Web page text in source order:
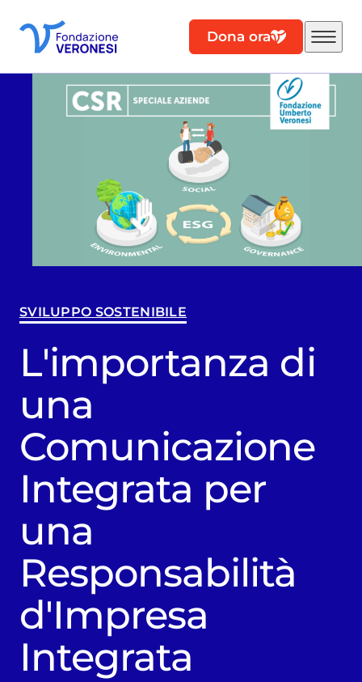
Dona ora
SVILUPPO SOSTENIBILE
L'importanza di
una
Comunicazione
Integrata per
una
Responsabilità
d'Impresa
Integrata